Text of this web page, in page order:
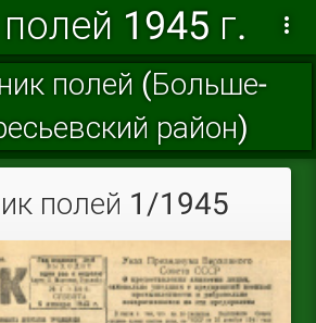
1945 г.
полей (Больше-
район)
полей 1/1945